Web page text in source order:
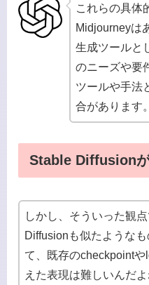
これらの具体
Midjourneyは
生成ツールと
のニーズや要
ツールや手法
合があります。
Stable Diffusion
しかし、そういった観
Diffusionも似たような
て、既存のcheckpointや
えた表現は難しいんだよ